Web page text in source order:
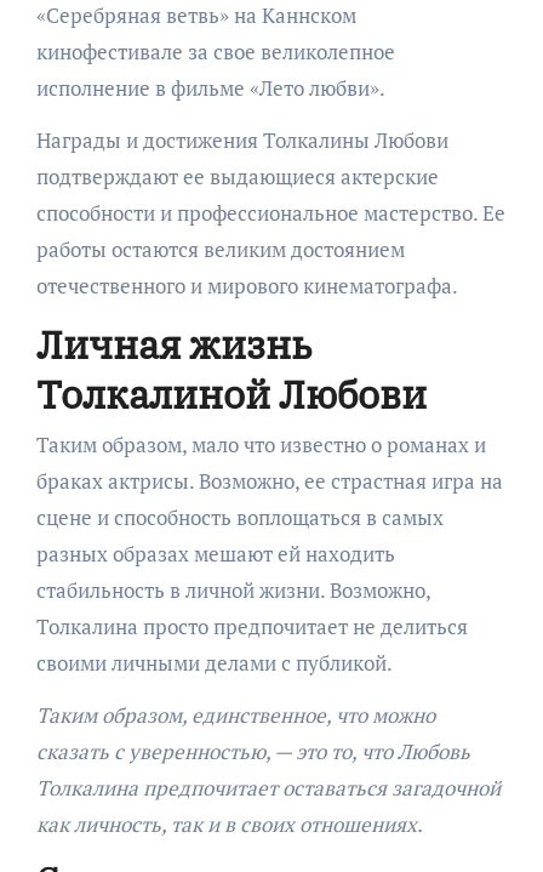
«Серебряная ветвь» на Каннском
кинофестивале за свое великолепное
исполнение в фильме «Лето любви».
Награды и достижения Толкалины Любови
подтверждают ее выдающиеся актерские
способности и профессиональное мастерство. Ее
работы остаются великим достоянием
отечественного и мирового кинематографа.
Личная жизнь
Толкалиной Любови
Таким образом, мало что известно о романах и
браках актрисы. Возможно, ее страстная игра на
сцене и способность воплощаться в самых
разных образах мешают ей находить
стабильность в личной жизни. Возможно,
Толкалина просто предпочитает не делиться
своими личными делами с публикой.
Таким образом, единственное, что можно
сказать с уверенностью, — это то, что Любовь
Толкалина предпочитает оставаться загадочной
как личность, так и в своих отношениях.